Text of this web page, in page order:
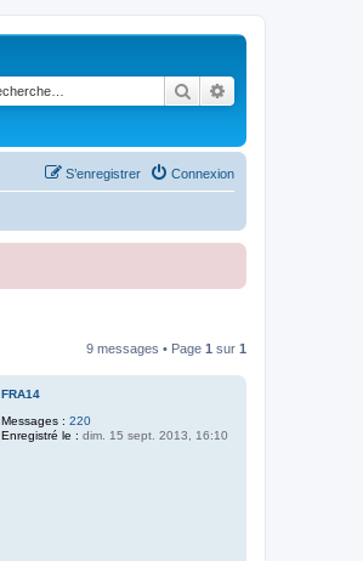
Rechercher
Connexion
S’enregistrer
9 messages • Page 1 sur 1
FRA14
Messages : 220
Enregistré le : dim. 15 sept. 2013, 16:10